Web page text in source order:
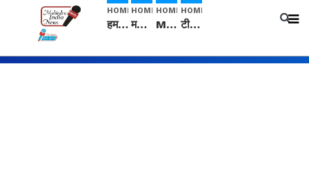
HOME
हम सनातनी..." सांसद kangana Ranaut से क्या बोली लड़की? Viral Jantar-Mantar | CJP protest
HOME
मनीषा हत्याकांड: हत्या, आत्महत्या या कोई बड़ा राज? | Full Story | Josh Haryana
HOME
Mangalsutra: हिंदू धर्म में शादी के बाद मंगलसूत्र क्यों पहनती है महिलाएं, किसने शुरु की ये परंपरा
HOME
टीम बीकेई ने एग्रीकल्चर ग्रेड की यूरिया खाद गट्टों में बदलकर टेक्निकल ग्रेड में बेचने वालों पर करवाई कार्रवाई: लखविंदर सिंह औलख